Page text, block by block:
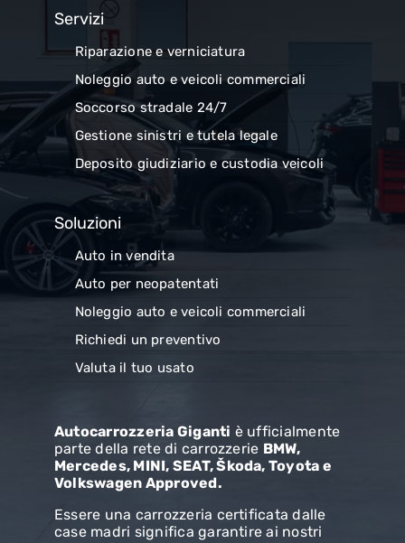
Servizi
Riparazione e verniciatura
Noleggio auto e veicoli commerciali
Soccorso stradale 24/7
Gestione sinistri e tutela legale
Deposito giudiziario e custodia veicoli
Soluzioni
Auto in vendita
Auto per neopatentati
Noleggio auto e veicoli commerciali
Richiedi un preventivo
Valuta il tuo usato
Autocarrozzeria Giganti è ufficialmente
parte della rete di carrozzerie BMW,
Mercedes, MINI, SEAT, Škoda, Toyota e
Volkswagen Approved.
Essere una carrozzeria certificata dalle
case madri significa garantire ai nostri